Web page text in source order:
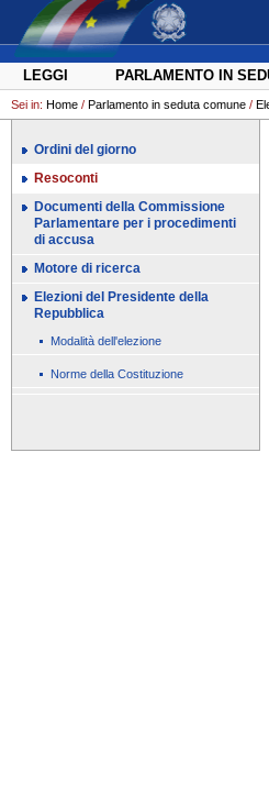
LEGGI PARLAMENTO IN
Sei in: Home / Parlamento in seduta comune /
Ordini del giorno
Resoconti
Documenti della Commissione
Parlamentare per i procedimenti
di accusa
Motore di ricerca
Elezioni del Presidente della
Repubblica
Modalità dell'elezione
Norme della Costituzione